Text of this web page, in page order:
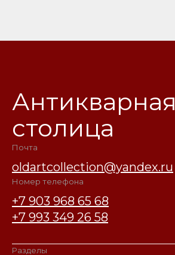
Антикварная
столица
Почта
oldartcollection@yandex.ru
Номер телефона
+7 903 968 65 68
+7 993 349 26 58
Разделы